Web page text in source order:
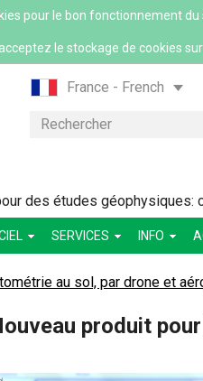
pour le bon fonctionnement
le stockage de cookies
France - French
France - English
Canada - French
Mexico - Spanish
USA - English
Казахстан - Русский
Узбекистан -
Rechercher
des études géophysiques:
SERVICES INFO
au sol, par drone et
produit